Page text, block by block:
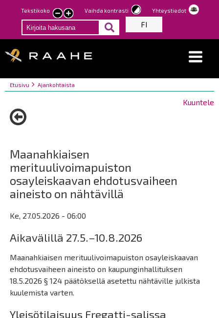
Hyppää
pääsisältöön
Tekstikoko
Pienennä
tekstin
kokoa
Suurenna
tekstin
kokoa
Vaihda kontrasti Yhteystiedot
FI
Breadcrumbs
You
here:
Etusivu Ajankohtaista
Kuuntele
Maanahkiaisen
merituulivoimapuiston
osayleiskaavan ehdotusvaiheen
aineisto on nähtävillä
Ke, 27.05.2026 - 06:00
Aikavälillä 27.5.–10.8.2026
Maanahkiaisen merituulivoimapuiston osayleiskaavan
ehdotusvaiheen aineisto on kaupunginhallituksen
18.5.2026 § 124 päätöksellä asetettu nähtäville julkista
kuulemista varten.
Yleisötilaisuus Fregatti-salissa